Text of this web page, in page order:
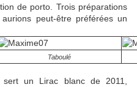
de porto. Trois préparations
peut-être préférées un
Taboulé
un Lirac blanc de 2011,